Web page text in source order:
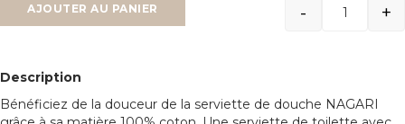
- +
AJOUTER AU PANIER
Description
Bénéficiez de la douceur de la serviette de douche NAGARI